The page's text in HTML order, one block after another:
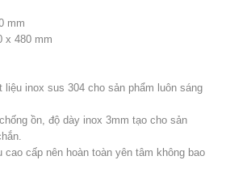
mm
x 480 mm
inox sus 304 cho sản phẩm luôn sáng
ồn, độ dày inox 3mm tạo cho sản
cao cấp nên hoàn toàn yên tâm không bao